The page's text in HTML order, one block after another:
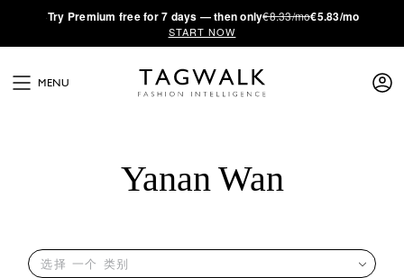
·Try Premium free for 7 days — then only€8.33/mo€5.83/mo
START NOW
MENU
Yanan Wan
选择 一个 类别